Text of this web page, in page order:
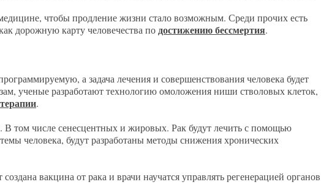
чтобы продление жизни стало возможным. Среди прочих есть
дорожную карту человечества подостижению бессмертия.
а задача лечения и совершенствования человека будет
ученые разработают технологию омоложения ниши стволовых клеток,
.
В том числе сенесцентных и жировых. Рак будут лечить с помощью
человека, будут разработаны методы снижения хронических
вакцина от рака и врачи научатся управлять регенерацией органов